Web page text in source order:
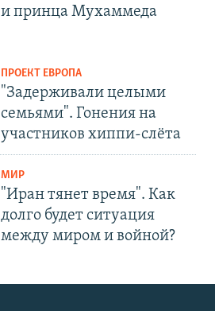
и принца Мухаммеда
ПРОЕКТ ЕВРОПА
"Задерживали целыми
семьями". Гонения на
участников хиппи-слёта
МИР
"Иран тянет время". Как
долго будет ситуация
между миром и войной?